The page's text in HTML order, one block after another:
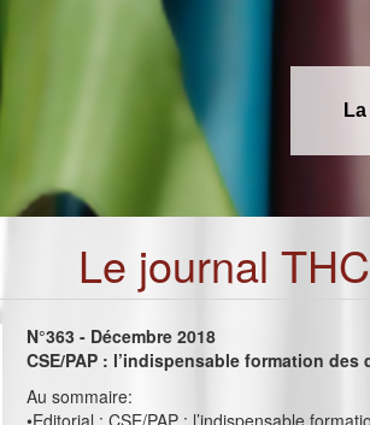
Le journal
N°363 - Décembre 2018
CSE/PAP : l’indispensable formation des
Au sommaire:
•Editorial : CSE/PAP : l’indispensable